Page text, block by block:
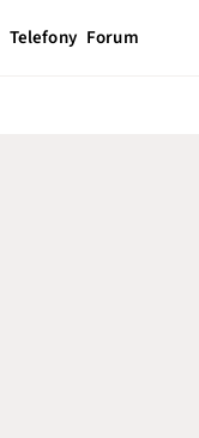
Telefony Forum